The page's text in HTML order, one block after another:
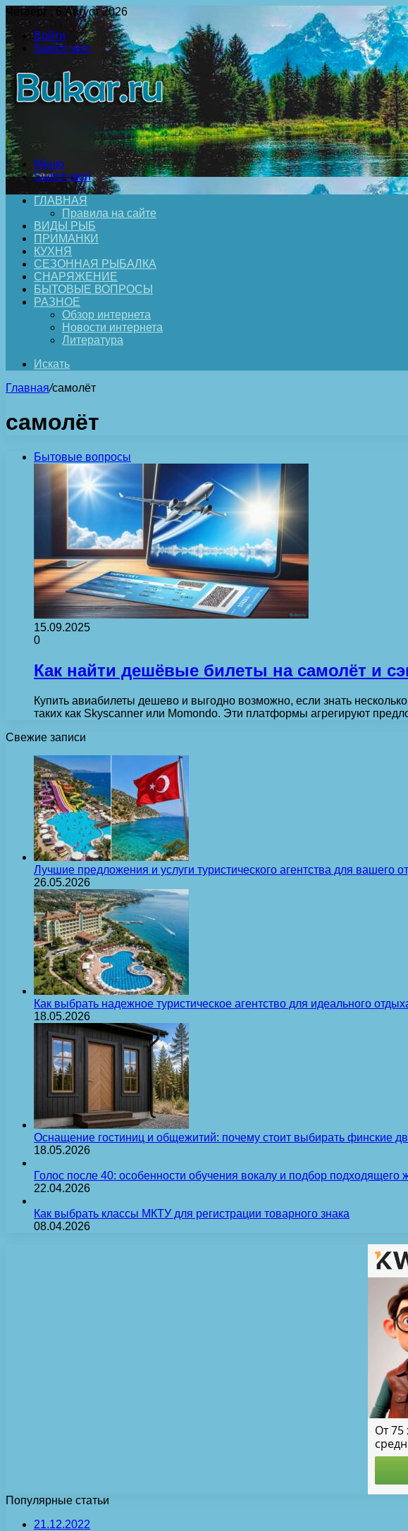
Четверг , 6 Август 2026
Войти
Switch skin
Меню
Switch skin
ГЛАВНАЯ
Правила на сайте
ВИДЫ РЫБ
ПРИМАНКИ
КУХНЯ
СЕЗОННАЯ РЫБАЛКА
СНАРЯЖЕНИЕ
БЫТОВЫЕ ВОПРОСЫ
РАЗНОЕ
Обзор интернета
Новости интернета
Литература
Искать
Главная/самолёт
самолёт
Бытовые вопросы
15.09.2025
0
Как найти дешёвые билеты на самолёт и
Купить авиабилеты дешево и выгодно возможно, если знать
таких как Skyscanner или Momondo. Эти платформы агрегируют
Свежие записи
Лучшие предложения и услуги туристического агентства для вашего
26.05.2026
Как выбрать надежное туристическое агентство для идеального
18.05.2026
Оснащение гостиниц и общежитий: почему стоит выбирать финские
18.05.2026
Голос после 40: особенности обучения вокалу и подбор подходящего
22.04.2026
Как выбрать классы МКТУ для регистрации товарного знака
08.04.2026
Популярные статьи
21.12.2022